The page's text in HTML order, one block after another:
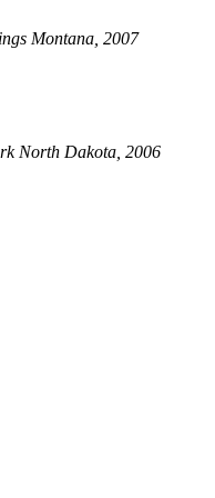
Montana, 2007
North Dakota, 2006